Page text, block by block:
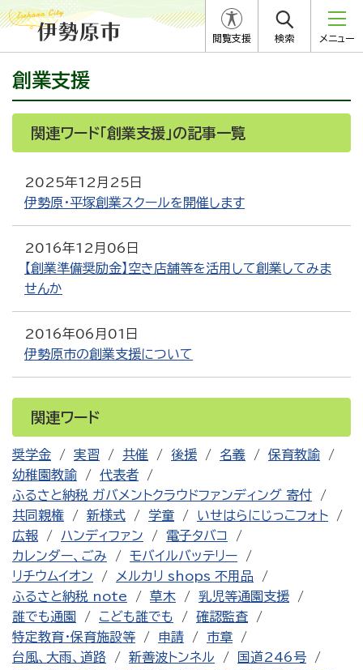
閲覧支援 検索 メニュー
創業支援
関連ワード「創業支援」の記事一覧
2025年12月25日
伊勢原・平塚創業スクールを開催します
2016年12月06日
【創業準備奨励金】空き店舗等を活用して創業してみま
せんか
2016年06月01日
伊勢原市の創業支援について
関連ワード
奨学金 実習 共催 後援 名義
保育教諭
幼稚園教諭
代表者
ふるさと納税 ガバメントクラウドファンディング 寄付
共同親権
新様式 学童
いせはらにじっこフォト
広報
ハンディファン
電子タバコ
カレンダー、ごみ
モバイルバッテリー
リチウムイオン
メルカリ shops 不用品
ふるさと納税 note
草木
乳児等通園支援
誰でも通園
こども誰でも
確認監査
特定教育・保育施設等
申請
市章
台風、大雨、道路
新善波トンネル
国道246号